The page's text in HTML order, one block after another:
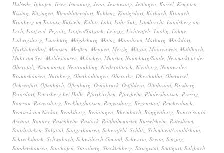
Hülsede, Iphofen, Irsee, Ismaning, Jena, Jesenwang, Jettingen, Kassel, Kempten,
Kissing, Kitzingen, Kleinblittersdorf, Koblenz, Königsdorf, Korbach, Kronach,
Kronberg im Taunus, Kufstein, Kultur, Lahr, Lahr-Sulz, Lambrecht, Landsberg am
Lech, Lauf a.d. Pegnitz, Laufen/Salzach, Leipzig, Lichtenfels, Lindig, Lohne,
Ludwigsburg, Lüneburg, Magdeburg, Mainz, Mannheim, Marburg, Markdorf,
Marktoberdorf, Meinsen, Meißen, Meppen, Merzig, Milzau, Moorenweis, Mühlbach,
Muhr am See, Muldestausee, München, Münster, Naumburg/Saale, Neumarkt in der
Oberpfalz, Neumünster, Neutraubling, Niederaltteich, Nienburg, Nonnweiler-
Braunshausen, Nürnberg, Oberboihingen, Oberorke, Oberthulba, Oberursel,
Ochsenfurt, Offenbach, Offenburg, Osnabrück, Ostfildern, Ottobrunn, Parsberg,
Perasdorf, Petersberg bei Halle, Pfarrkirchen, Pforzheim, Plüdershausen, Pressig,
Ramsau, Ravensburg, Recklinghausen, Regensburg, Regenstauf, Reichenbach,
Remseck am Neckar, Rendsburg, Renningen, Rheinbach, Roggenburg, Ronco sopra
Ascona, Ronney, Rosenheim, Rostock, Rotthalmünster, Rüsselsheim, Rutesheim,
Saarbrücken, Salzatal, Sangerhausen, Schernfeld, Schlitz, Schmitten/Arnoldshain,
Schrecksbach, Schwabach, Schwäbisch-Gmünd, Schwerin, Seeon, Sinzing,
Sondershausen, Sonthofen, Starnberg, Stecklenberg, Striegistal, Stuttgart, Sulzbach-